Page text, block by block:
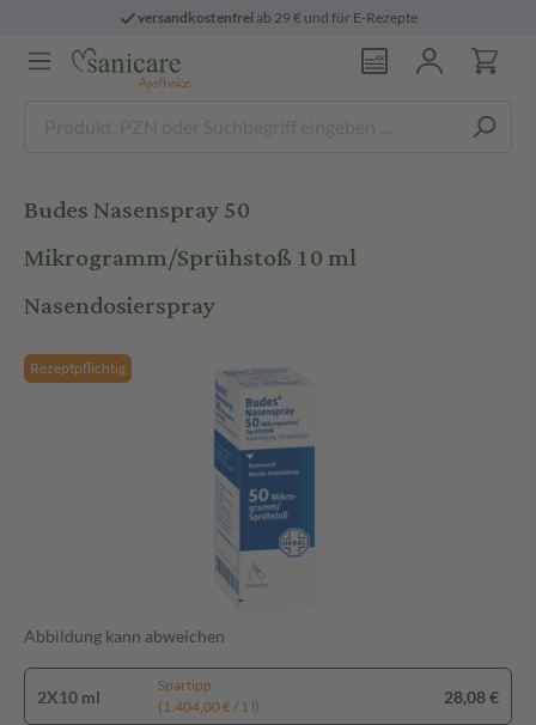
versandkostenfreiab 29 € und für E-Rezepte
Budes Nasenspray 50
Mikrogramm/Sprühstoß 10 ml
Nasendosierspray
Rezeptpflichtig
Abbildung kann abweichen
2X10 ml
Spartipp
(1.404,00 € / 1 l)
28,08 €